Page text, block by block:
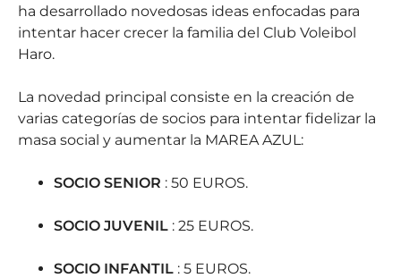
ha desarrollado novedosas ideas enfocadas para
intentar hacer crecer la familia del Club Voleibol
Haro.
La novedad principal consiste en la creación de
varias categorías de socios para intentar fidelizar la
masa social y aumentar la MAREA AZUL:
SOCIO SENIOR : 50 EUROS.
SOCIO JUVENIL : 25 EUROS.
SOCIO INFANTIL : 5 EUROS.